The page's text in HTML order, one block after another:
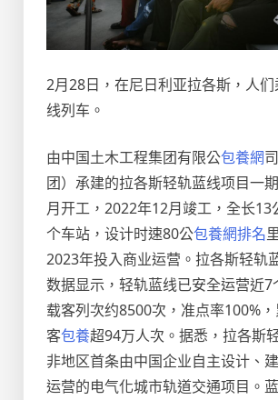
2月28日，在尼日利亚拉各斯，人
线列车。
由中国土木工程集团有限公包養網
团）承建的拉各斯轻轨蓝线项目一
月开工，2022年12月竣工，全长13
个车站，设计时速80公包養網排名
2023年投入商业运营。拉各斯轻轨
数据显示，轻轨蓝线已安全运营近7
载客列次约8500次，准点率100%
客包養超94万人次。据悉，拉各斯
非地区首条由中国企业自主设计、
运营的电气化城市轨道交通项目。